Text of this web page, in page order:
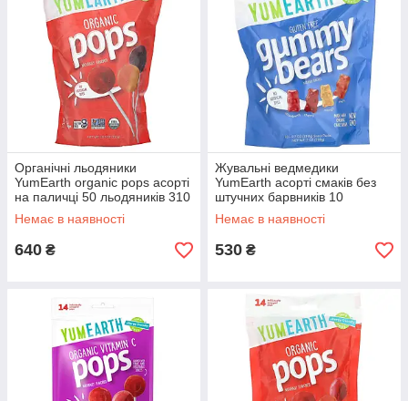
Також часто виробники доповнюють натуральні солодощі
вітамінами і мінералами.
Органічні льодяники
YumEarth organic pops асорті
на паличці 50 льодяників 310
гНемає в наявності
640 ₴
Жувальні ведмедики
YumEarth асорті смаків без
штучних барвників 10
порційних упаковок 19,8 г у
кожній
Немає в наявності
530 ₴